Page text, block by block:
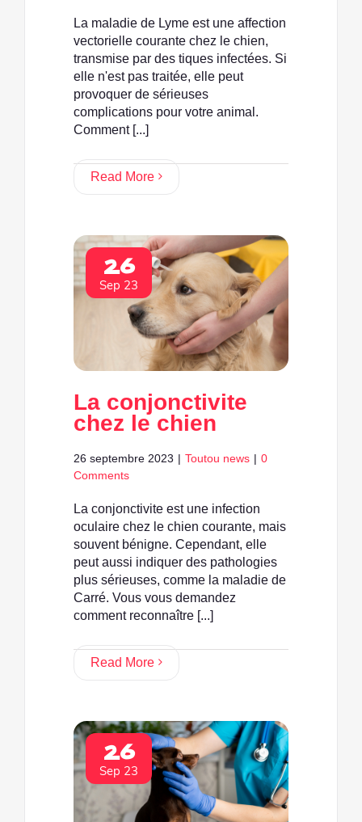
La maladie de Lyme est une affection
vectorielle courante chez le chien,
transmise par des tiques infectées. Si
elle n'est pas traitée, elle peut
provoquer de sérieuses
complications pour votre animal.
Comment [...]
Read More
26
Sep 23
La conjonctivite
chez le chien
26 septembre 2023 | Toutou news | 0
Comments
La conjonctivite est une infection
oculaire chez le chien courante, mais
souvent bénigne. Cependant, elle
peut aussi indiquer des pathologies
plus sérieuses, comme la maladie de
Carré. Vous vous demandez
comment reconnaître [...]
Read More
26
Sep 23